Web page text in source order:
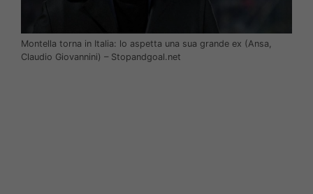
Montella torna in Italia: lo aspetta una sua grande ex (Ansa,
Claudio Giovannini) – Stopandgoal.net